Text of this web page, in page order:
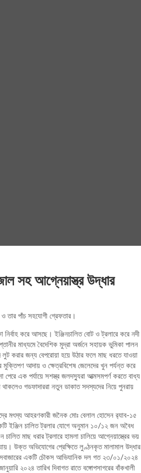
সহ আগ্নেয়াস্ত্র উদ্ধার
তার পাঁচ সহযোগী গ্রেফতার।
করে আসছে। ইঞ্জিনচালিত বোট ও ট্রলারে করে নদী
মাধ্যমে বৈদেশিক মুদ্রা অর্জনে সহায়ক ভুমিকা পালন
করার জন্য বেপরোয়া হয়ে উঠার ফলে মাছ ধরতে যাওয়া
আদায় ও ক্ষেত্রবিশেষ জেলেদের খুন পর্যন্ত করে
পেরে এক পর্যায়ে সশস্ত্র জলদস্যুরা আত্মসমপর্ণ করতে বাধ্য
গডফাদাররা নতুন ডাকাত সদস্যদের নিয়ে পুনরায়
মৎস্য আহরণকারী জনৈক মোঃ বেলাল হোসেন র‌্যাব-১৫
ইঞ্জিন চালিত ট্রলার যোগে অনুমান ১০/১২ জন অবৈধ
মাছ ধরার ট্রলারে হামলা চালিয়ে আগ্নেয়াস্ত্রের ভয়
উক্ত অভিযোগের প্রেক্ষিতে লুণ্ঠনকৃত মালামাল উদ্ধার
একটি চৌকস আভিযানিক দল গত ২৩/০১/২০২৪
২০২৪ তারিখ দিবাগত রাতে বঙ্গোপসাগরের বাঁকখালী